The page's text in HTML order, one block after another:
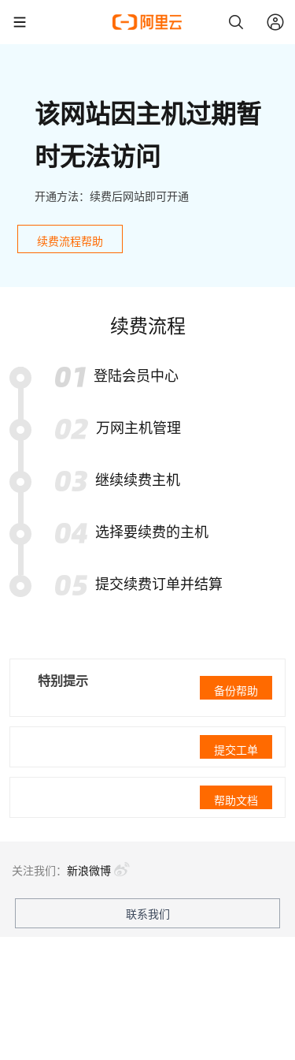
该网站因主机过期暂
时无法访问
开通方法：续费后网站即可开通
续费流程帮助
续费流程
登陆会员中心
万网主机管理
继续续费主机
选择要续费的主机
提交续费订单并结算
特别提示
备份帮助
提交工单
帮助文档